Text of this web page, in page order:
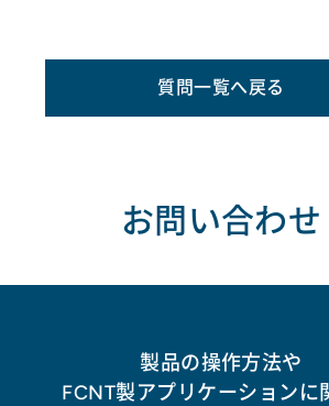
質問一覧へ戻る
お問い合わせ
製品の操作方法や
FCNT製アプリケーションに